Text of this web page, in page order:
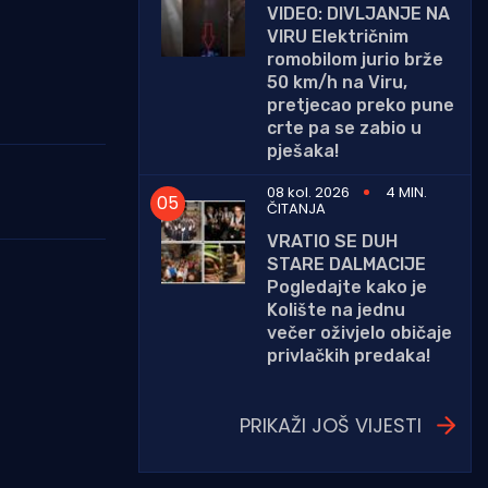
VIDEO: DIVLJANJE NA
VIRU Električnim
romobilom jurio brže
50 km/h na Viru,
pretjecao preko pune
crte pa se zabio u
pješaka!
08 kol. 2026
4 MIN.
ČITANJA
VRATIO SE DUH
STARE DALMACIJE
Pogledajte kako je
Kolište na jednu
večer oživjelo običaje
privlačkih predaka!
PRIKAŽI JOŠ VIJESTI